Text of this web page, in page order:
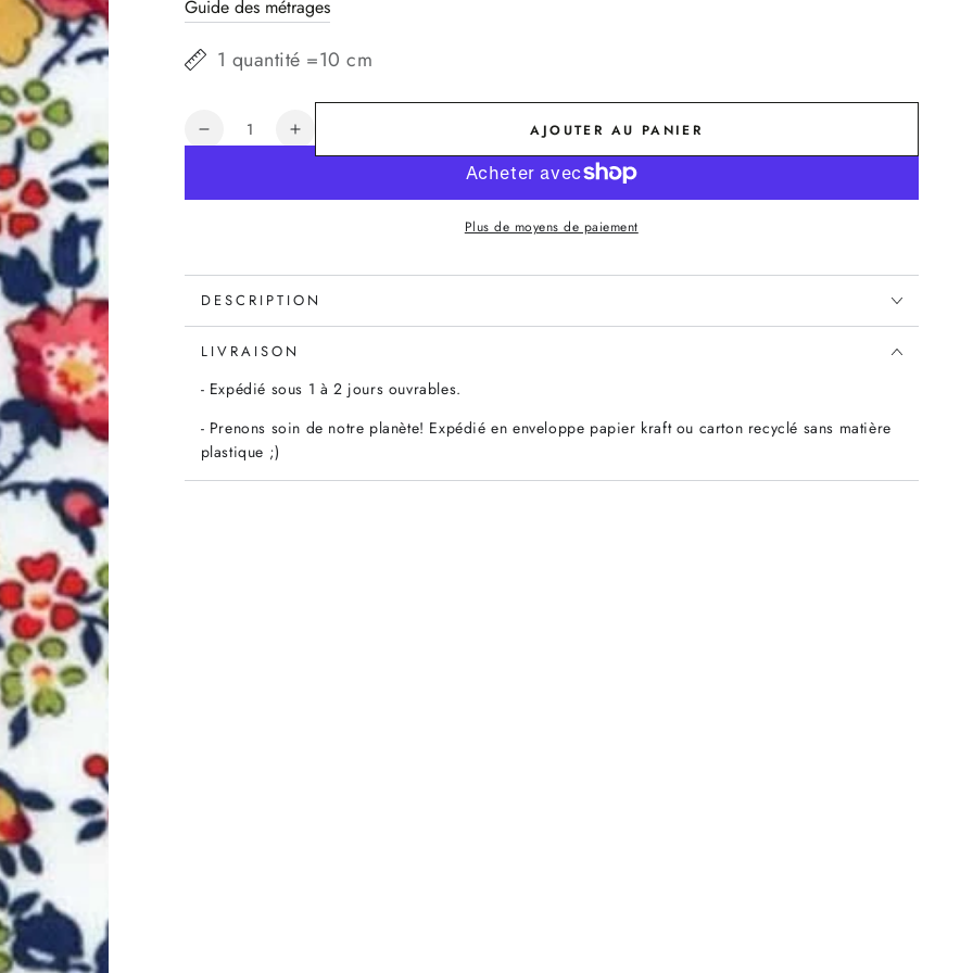
Guide des métrages
1 quantité =10 cm
Quantité
Réduire
de
Felicité
abricot,
x10cm
Augmenter
de
Felicité
abricot,
x10cm
AJOUTER AU PANIER
Plus de moyens de paiement
DESCRIPTION
LIVRAISON
- Expédié sous 1 à 2 jours ouvrables.
- Prenons soin de notre planète! Expédié en enveloppe papier kraft ou carton recyclé sans matière
plastique ;)